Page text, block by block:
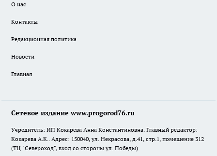
О нас
Контакты
Редакционная политика
Новости
Главная
Сетевое издание www.progorod76.ru
Учредитель: ИП Кокарева Анна Константиновна. Главный редактор:
Кокарева А.К.. Адрес: 150040, ул. Некрасова, д.41, стр.1, помещение 312
(ТЦ "Североход", вход со стороны ул. Победы)